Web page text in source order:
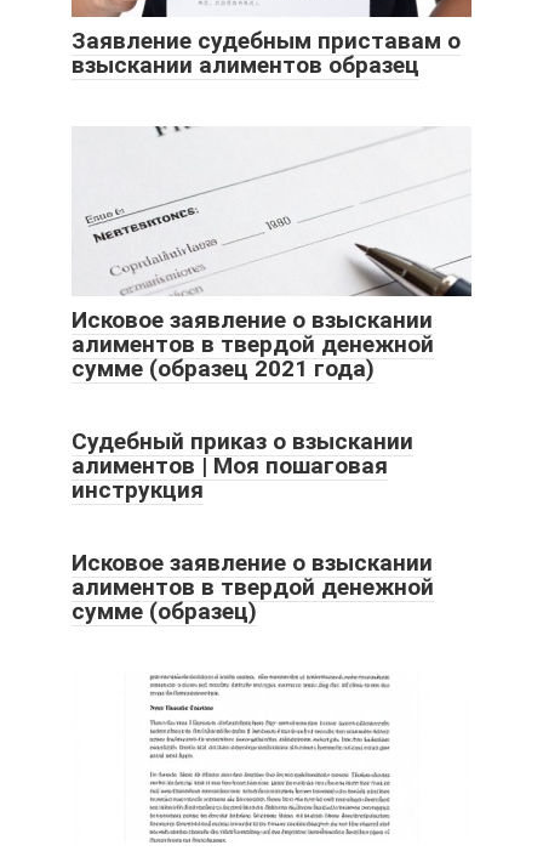
Заявление судебным приставам о
взыскании алиментов образец
Исковое заявление о взыскании
алиментов в твердой денежной
сумме (образец 2021 года)
Судебный приказ о взыскании
алиментов | Моя пошаговая
инструкция
Исковое заявление о взыскании
алиментов в твердой денежной
сумме (образец)